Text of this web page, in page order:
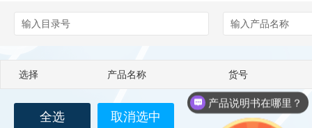
Berry & Associates
LGC Maine Standards Biolife
选择 产品名称 货号
全选 取消选中
产品说明书在哪里？